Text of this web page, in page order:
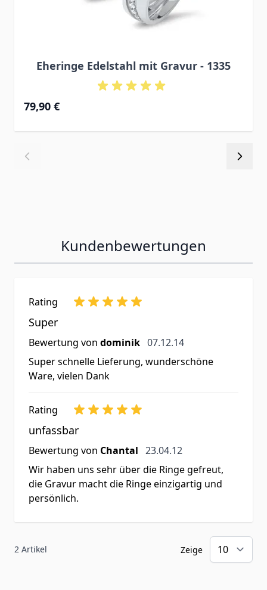
Eheringe Edelstahl mit Gravur - 1335
79,90 €
Kundenbewertungen
Rating
Super
Bewertung von dominik 7. Dezember 2014
07.12.14
Super schnelle Lieferung, wunderschöne
Ware, vielen Dank
Rating
unfassbar
Bewertung von Chantal 23. April 2012
23.04.12
Wir haben uns sehr über die Ringe gefreut,
die Gravur macht die Ringe einzigartig und
persönlich.
2 Artikel Zeige